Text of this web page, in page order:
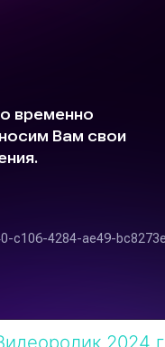
2024 г.